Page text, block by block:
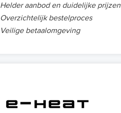
Helder aanbod en duidelijke prijzen
Overzichtelijk bestelproces
Veilige betaalomgeving